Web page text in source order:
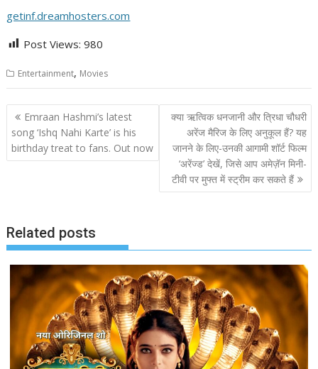
getinf.dreamhosters.com
Post Views: 980
Entertainment, Movies
Post
navigation
Emraan Hashmi’s latest
song ‘Ishq Nahi Karte’ is his
birthday treat to fans. Out now
क्या ऋत्विक धनजानी और त्रिधा चौधरी
अरेंज मैरिज के लिए अनुकूल हैं? यह
जानने के लिए-उनकी आगामी शॉर्ट फिल्म
‘अरेंज्ड’ देखें, जिसे आप अमेज़ॅन मिनी-
टीवी पर मुफ्त में स्ट्रीम कर सकते हैं
Related posts